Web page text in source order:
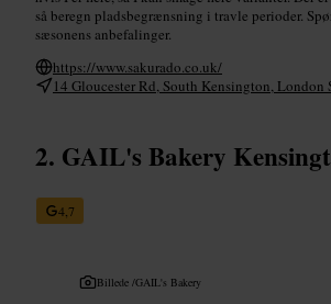
så beregn pladsbegrænsning i travle perioder.
sæsonens anbefalinger.
https://www.sakurado.co.uk/
14 Gloucester Rd, South Kensington, London
GAIL's Bakery
4,7
Billede /GAIL's Bakery